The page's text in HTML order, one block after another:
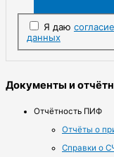
Я даю
данных
Документы и
Отчётность ПИФ
Отчёты о
Справки о